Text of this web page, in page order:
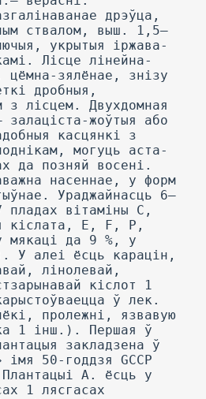
дрэўца,
ствалом, выш. 1,5—
укрытыя іржава-
Лісце лінейна-
цёмна-зялёнае, знізу
дробныя,
з лісцем. Двухдомная
жоўтыя або
касцянкі з
могуць аста-
да позняй восені.
насеннае, у форм
Ураджайнасць 6—
вітаміны С,
кіслата, E, F, Р,
мякаці да 9 %, у
У алеі ёсць карацін,
лінолевай,
кіслот 1
ў лек.
пролежні, язвавую
1 інш.). Першая ў
закладзена ў
імя 50-годдзя GCCP
А. ёсць у
1 лясгасах